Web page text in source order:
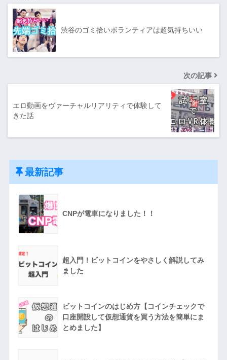
渋谷のゴミ拾いボランティアは超気持ちいい
次の記事
エロ動画をヴァーチャルリアリティで体験して
きた話
最新記事
CNPが電車になりました！！
超入門！ビットコインをやさしく解説してみ
ました
ビットコインのはじめ方【コインチェックで
口座開設して仮想通貨を買う方法を簡単にま
とめました】